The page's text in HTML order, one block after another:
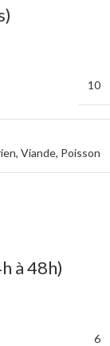
10
, Viande, Poisson
à 48h)
6